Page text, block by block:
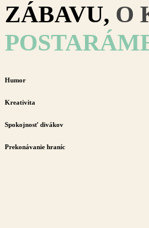
ZÁBAVU, O
Humor
Kreativita
Spokojnosť divákov
Prekonávanie hraníc